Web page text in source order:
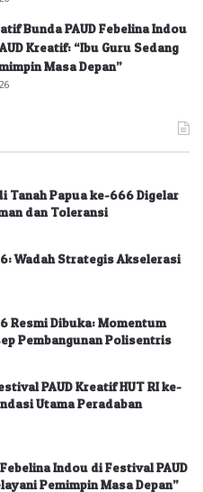
Bunda PAUD Febelina Indou
Kreatif: “Ibu Guru Sedang
Masa Depan”
Tanah Papua ke-666 Digelar
dan Toleransi
Wadah Strategis Akselerasi
Resmi Dibuka: Momentum
Pembangunan Polisentris
PAUD Kreatif HUT RI ke-
Utama Peradaban
Indou di Festival PAUD
Pemimpin Masa Depan”